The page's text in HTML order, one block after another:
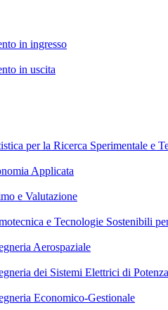
in ingresso
in uscita
per la Ricerca Sperimentale e
Applicata
e Valutazione
e Tecnologie Sostenibili
Aerospaziale
dei Sistemi Elettrici di Potenza
Economico-Gestionale